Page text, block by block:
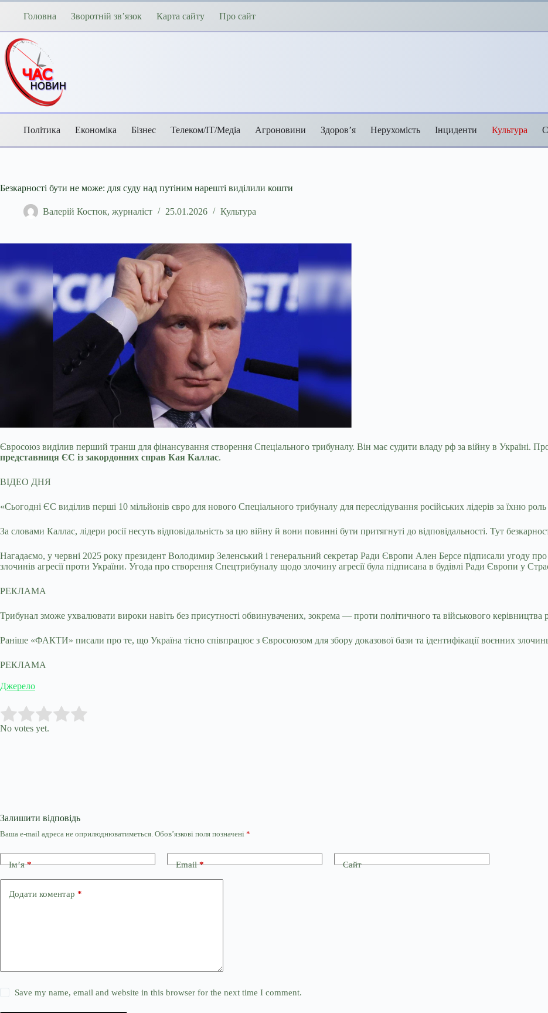
Перейти
Головна Зворотній зв’язок Карта сайту Про сайт
Політика Економіка Бізнес Телеком/ІТ/Медіа Агроновини Здоров’я Нерухомість Інциденти Культура
Безкарності бути не може: для суду над путіним нарешті виділили кошти
Валерій Костюк, журналіст 25.01.2026 Культура
Євросоюз виділив перший транш для фінансування створення Спеціального трибуналу. Він має судити владу рф за війну в Україні.
представниця ЄС із закордонних справ Кая Каллас.
ВІДЕО ДНЯ
«Сьогодні ЄС виділив перші 10 мільйонів євро для нового Спеціального трибуналу для переслідування російських лідерів за їхню
За словами Каллас, лідери росії несуть відповідальність за цю війну й вони повинні бути притягнуті до відповідальності. Тут
Нагадаємо, у червні 2025 року президент Володимир Зеленський і генеральний секретар Ради Європи Ален Берсе підписали угоду
злочинів агресії проти України. Угода про створення Спецтрибуналу щодо злочину агресії була підписана в будівлі Ради Європи у
РЕКЛАМА
Трибунал зможе ухвалювати вироки навіть без присутності обвинувачених, зокрема — проти політичного та військового керівництва
Раніше «ФАКТИ» писали про те, що Україна тісно співпрацює з Євросоюзом для збору доказової бази та ідентифікації воєнних
РЕКЛАМА
Джерело
Rate this item:
No votes yet.
Залишити відповідь
Ваша e-mail адреса не оприлюднюватиметься. Обов’язкові поля позначені *
Ім’я* Email* Сайт
Додати коментар *
Save my name, email and website in this browser for the next time I comment.